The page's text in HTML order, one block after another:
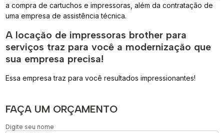
a compra de cartuchos e impressoras, além da contratação de
uma empresa de assistência técnica.
A locação de impressoras brother para
serviços traz para você a modernização que
sua empresa precisa!
Essa empresa traz para você resultados impressionantes!
FAÇA UM ORÇAMENTO
Digite seu nome